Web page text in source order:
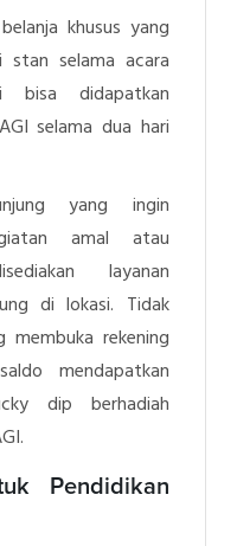
khusus yang
stan selama acara
bisa didapatkan
selama dua hari
yang ingin
amal atau
layanan
di lokasi. Tidak
membuka rekening
mendapatkan
dip berhadiah
Pendidikan